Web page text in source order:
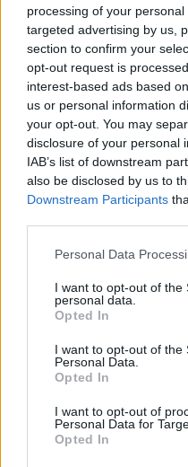
processing of your
targeted advertising by us,
section to confirm your
opt-out request is
interest-based ads based
us or personal information
your opt-out. You may
disclosure of your personal
IAB’s list of downstream
also be disclosed by us to
Downstream Participants
Personal Data
I want to opt-out of the
personal data.
Opted In
I want to opt-out of the
Personal Data.
Opted In
I want to opt-out of
Personal Data for
Opted In
Details